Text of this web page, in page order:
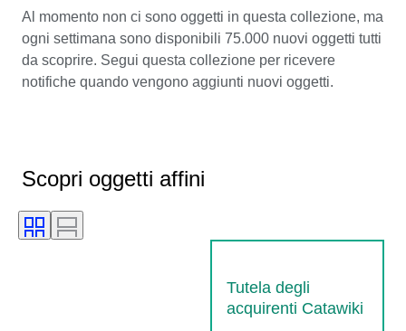
Al momento non ci sono oggetti in questa collezione, ma
ogni settimana sono disponibili 75.000 nuovi oggetti tutti
da scoprire. Segui questa collezione per ricevere
notifiche quando vengono aggiunti nuovi oggetti.
Scopri oggetti affini
Tutela degli
acquirenti Catawiki